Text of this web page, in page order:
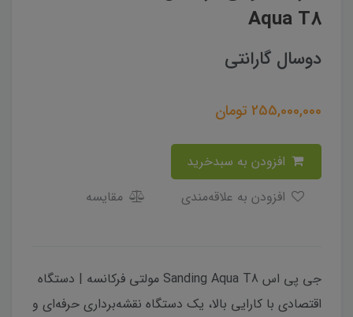
Aqua T8
دوسال گارانتی
255,000,000 تومان
مقایسه
جی پی اس Sanding Aqua T8 مولتی فرکانسه | دستگاه
اقتصادی با کارایی بالا، یک دستگاه نقشه‌برداری حرفه‌ای و